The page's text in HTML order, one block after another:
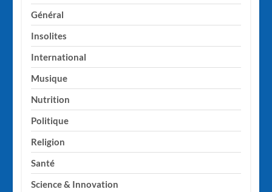
Général
Insolites
International
Musique
Nutrition
Politique
Religion
Santé
Science & Innovation